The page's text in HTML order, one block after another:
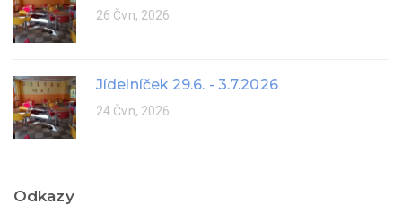
26 Čvn, 2026
Jídelníček 29.6. - 3.7.2026
24 Čvn, 2026
Odkazy